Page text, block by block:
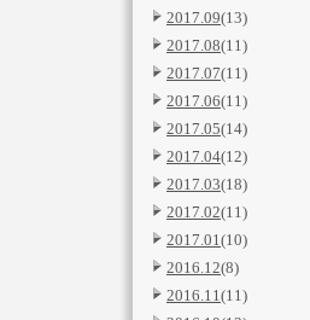
2017.09(13)
2017.08(11)
2017.07(11)
2017.06(11)
2017.05(14)
2017.04(12)
2017.03(18)
2017.02(11)
2017.01(10)
2016.12(8)
2016.11(11)